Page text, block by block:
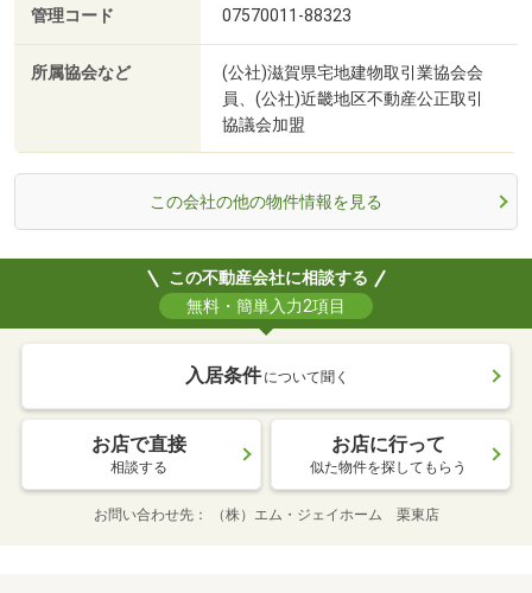
管理コード 07570011-88323
所属協会など
(公社)滋賀県宅地建物取引業協会会
員、(公社)近畿地区不動産公正取引
協議会加盟
この会社の他の物件情報を見る
この不動産会社に相談する
無料・簡単入力2項目
入居条件 について聞く
お店で直接
相談する
お店に行って
似た物件を探してもらう
お問い合わせ先 （株）エム・ジェイホーム 栗東店